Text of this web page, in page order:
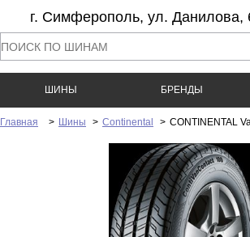
г. Симферополь, ул. Данилова,
ШИНЫ БРЕНДЫ
Главная > Шины > Continental > CONTINENTAL